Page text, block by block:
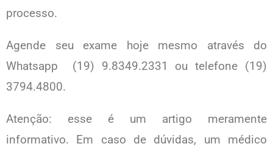
processo.
Agende seu exame hoje mesmo através do
Whatsapp (19) 9.8349.2331 ou telefone (19)
3794.4800.
Atenção: esse é um artigo meramente
informativo. Em caso de dúvidas, um médico